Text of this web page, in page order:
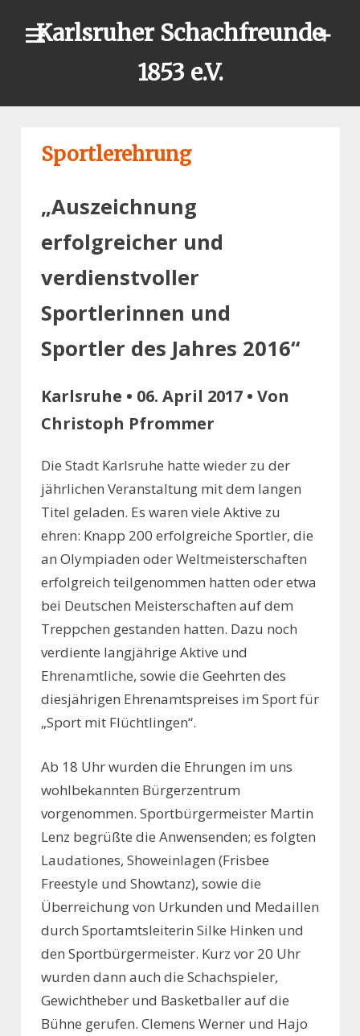
Karlsruher Schachfreunde
1853 e.V.
Sportlerehrung
„Auszeichnung
erfolgreicher und
verdienstvoller
Sportlerinnen und
Sportler des Jahres 2016“
Karlsruhe • 06. April 2017 • Von
Christoph Pfrommer
Die Stadt Karlsruhe hatte wieder zu der
jährlichen Veranstaltung mit dem langen
Titel geladen. Es waren viele Aktive zu
ehren: Knapp 200 erfolgreiche Sportler, die
an Olympiaden oder Weltmeisterschaften
erfolgreich teilgenommen hatten oder etwa
bei Deutschen Meisterschaften auf dem
Treppchen gestanden hatten. Dazu noch
verdiente langjährige Aktive und
Ehrenamtliche, sowie die Geehrten des
diesjährigen Ehrenamtspreises im Sport für
„Sport mit Flüchtlingen“.
Ab 18 Uhr wurden die Ehrungen im uns
wohlbekannten Bürgerzentrum
vorgenommen. Sportbürgermeister Martin
Lenz begrüßte die Anwensenden; es folgten
Laudationes, Showeinlagen (Frisbee
Freestyle und Showtanz), sowie die
Überreichung von Urkunden und Medaillen
durch Sportamtsleiterin Silke Hinken und
den Sportbürgermeister. Kurz vor 20 Uhr
wurden dann auch die Schachspieler,
Gewichtheber und Basketballer auf die
Bühne gerufen. Clemens Werner und Hajo